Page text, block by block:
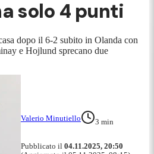
solo 4 punti
dopo il 6-2 subito in Olanda con
e Hojlund sprecano due
Valerio Minutiello 3 min
Pubblicato il 04.11.2025, 20:50